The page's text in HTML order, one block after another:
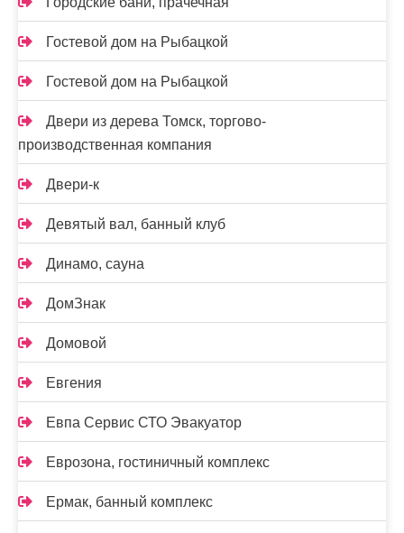
Гостевой дом на Рыбацкой
Гостевой дом на Рыбацкой
Двери из дерева Томск, торгово-
производственная компания
Двери-к
Девятый вал, банный клуб
Динамо, сауна
ДомЗнак
Домовой
Евгения
Евпа Сервис СТО Эвакуатор
Еврозона, гостиничный комплекс
Ермак, банный комплекс